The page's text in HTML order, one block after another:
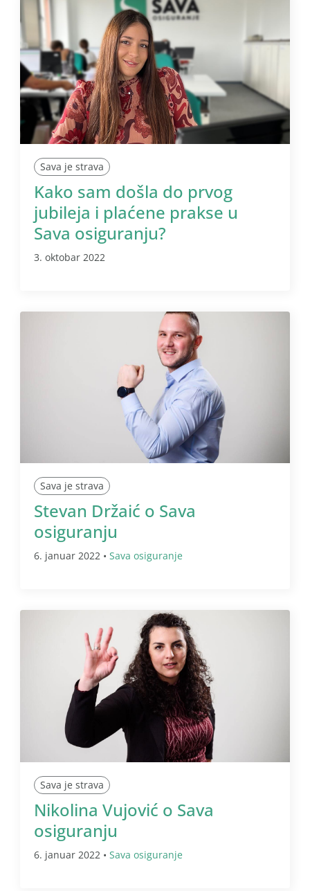
Sava je strava
Kako sam došla do prvog
jubileja i plaćene prakse u
Sava osiguranju?
3. oktobar 2022
Sava je strava
Stevan Držaić o Sava
osiguranju
6. januar 2022 • Sava osiguranje
Sava je strava
Nikolina Vujović o Sava
osiguranju
6. januar 2022 • Sava osiguranje